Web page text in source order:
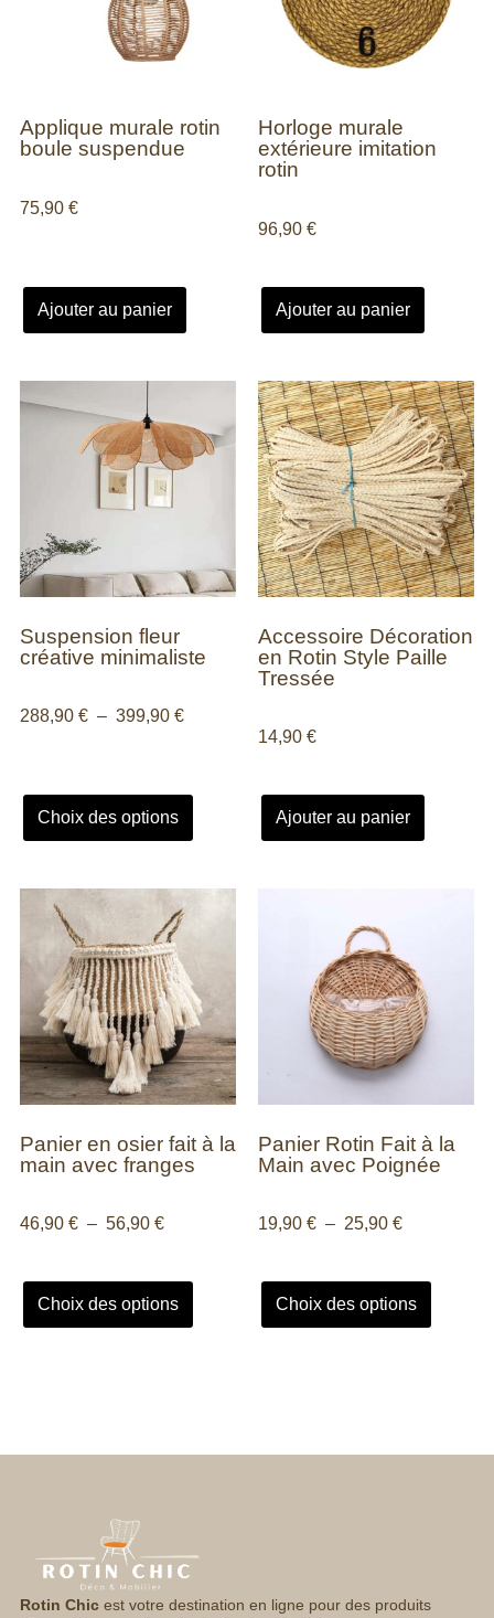
Applique murale rotin
boule suspendue
75,90 €
Ajouter au panier
Horloge murale
extérieure imitation
rotin
96,90 €
Ajouter au panier
Suspension fleur
créative minimaliste
288,90 € – 399,90 €
Choix des options
Accessoire Décoration
en Rotin Style Paille
Tressée
14,90 €
Ajouter au panier
Panier en osier fait à la
main avec franges
46,90 € – 56,90 €
Choix des options
Panier Rotin Fait à la
Main avec Poignée
19,90 € – 25,90 €
Choix des options
Rotin Chicest votre destination en ligne pour des produits